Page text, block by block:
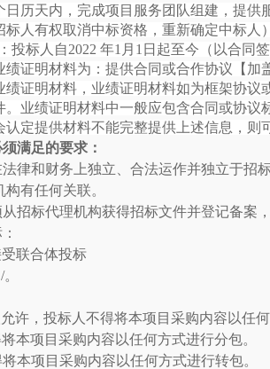
日历天内，完成项目服务团队组建，提
标人有权取消中标资格，重新确定中标人
投标人自2022 年1月1日起至今（以合同
绩证明材料为：提供合同或合作协议【
绩证明材料，业绩证明材料如为框架协
。业绩证明材料中一般应包含合同或协
认定提供材料不能完整提供上述信息，则
满足的要求：
律和财务上独立、合法运作并独立于招
有任何关联。
招标代理机构获得招标文件并登记备案
受联合体投标
/。
许，投标人不得将本项目采购内容以任何
将本项目采购内容以任何方式进行分包。
本项目采购内容以任何方式进行转包。